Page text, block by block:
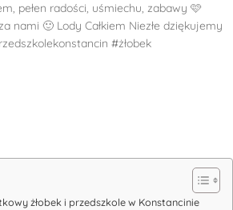
pełen radości, uśmiechu, zabawy 🩷
nami 🙂 Lody Całkiem Niezłe dziękujemy
#żłobek
żłobek i przedszkole w Konstancinie